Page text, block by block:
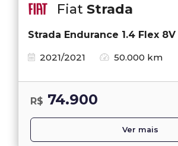
Fiat Strada
Strada Endurance 1.4 Flex 8V
2021/2021
50.000 km
R$ 74.900
Ver mais